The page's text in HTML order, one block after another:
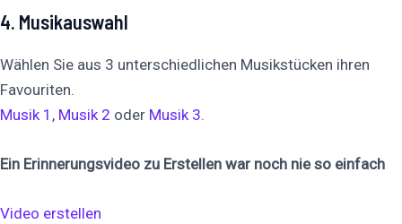
4. Musikauswahl
Wählen Sie aus 3 unterschiedlichen Musikstücken ihren
Favouriten.
Musik 1 , Musik 2 oder Musik 3.
Ein Erinnerungsvideo zu Erstellen war noch nie so einfach
Video erstellen